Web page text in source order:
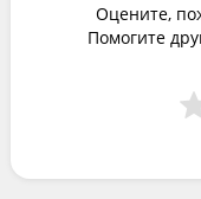
Оцените,
Помогите